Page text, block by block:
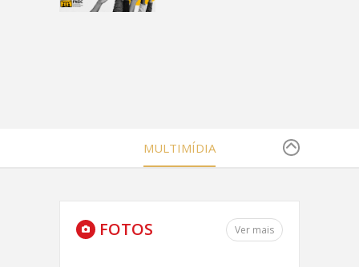
MULTIMÍDIA
FOTOS Ver mais